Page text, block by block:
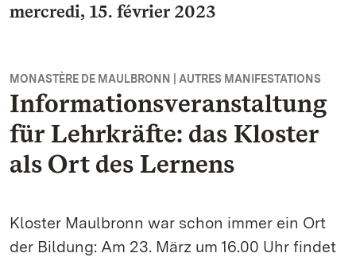
mercredi, 15. février 2023
MONASTÈRE DE MAULBRONN | AUTRES MANIFESTATIONS
Informationsveranstaltung
für Lehrkräfte: das Kloster
als Ort des Lernens
Kloster Maulbronn war schon immer ein Ort
der Bildung: Am 23. März um 16.00 Uhr findet